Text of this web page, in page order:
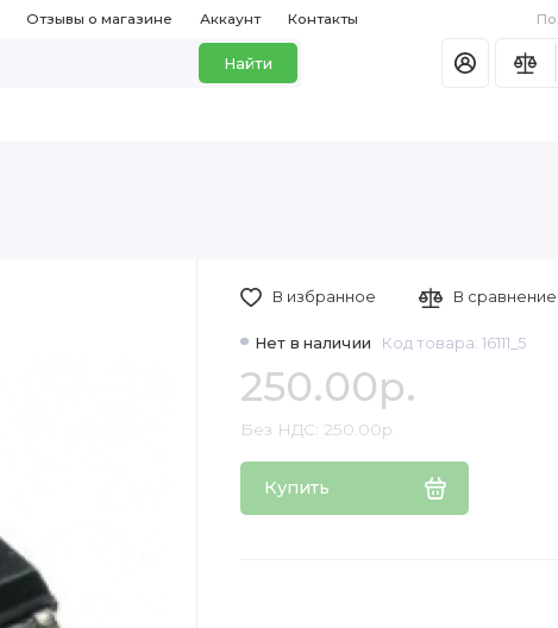
Отзывы о магазине Аккаунт Контакты
Найти
Нет в наличии Код товара: 16111_5
250.00р.
Без НДС: 250.00р.
Купить
В избранное В сравнение